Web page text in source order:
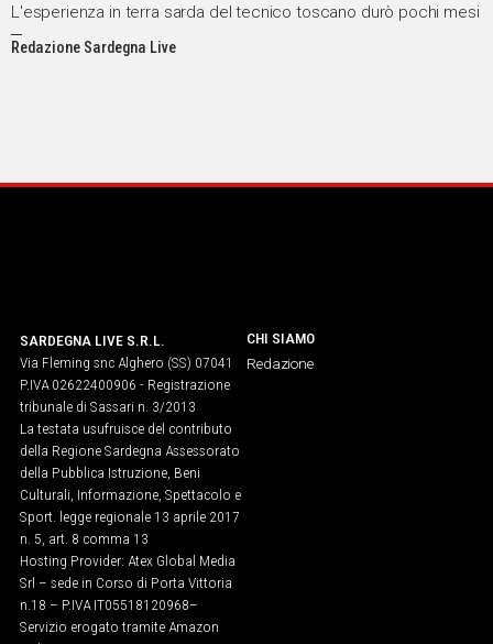
MEDIO
CAMPIDANO
IN
STORIE
VIDEO
UNISCITI
AL CANALE
WHATSAPP
L'esperienza in terra sarda del tecnico toscano durò pochi mesi
Redazione Sardegna Live
SARDEGNA LIVE S.R.L.
Via Fleming snc Alghero (SS) 07041
P.IVA 02622400906 - Registrazione
tribunale di Sassari n. 3/2013
La testata usufruisce del contributo
della Regione Sardegna Assessorato
della Pubblica Istruzione, Beni
Culturali, Informazione, Spettacolo e
Sport. legge regionale 13 aprile 2017
n. 5, art. 8 comma 13
Hosting Provider: Atex Global Media
Srl – sede in Corso di Porta Vittoria
n.18 – P.IVA IT05518120968​–
Servizio erogato tramite Amazon
CHI SIAMO
Redazione